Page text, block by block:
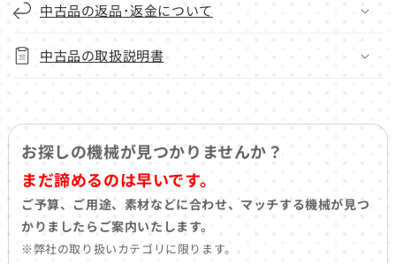
中古品の返品･返金について
中古品の取扱説明書
お探しの機械が見つかりませんか？
まだ諦めるのは早いです。
ご予算、ご用途、素材などに合わせ、マッチする機械が見つ
かりましたらご案内いたします。
※弊社の取り扱いカテゴリに限ります。